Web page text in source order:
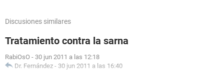
Discusiones similares
Tratamiento contra la sarna
RabiOsO - 30 jun 2011 a las 12:18
Dr. Fernández - 30 jun 2011 a las 16:40